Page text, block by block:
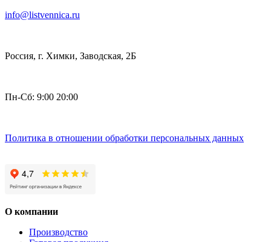
info@listvennica.ru
Россия, г. Химки, Заводская, 2Б
Пн-Сб: 9:00 20:00
Политика в отношении обработки персональных данных
О компании
Производство